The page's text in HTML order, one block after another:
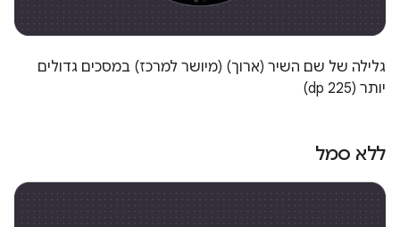
גלילה של שם השיר (ארוך) (מיושר למרכז) במסכים גדולים
יותר (225 dp)
ללא סמל